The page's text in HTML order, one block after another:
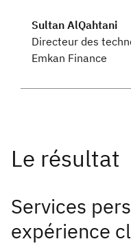
Sultan AlQahtani
Directeur des
Emkan Finance
Services
expérience